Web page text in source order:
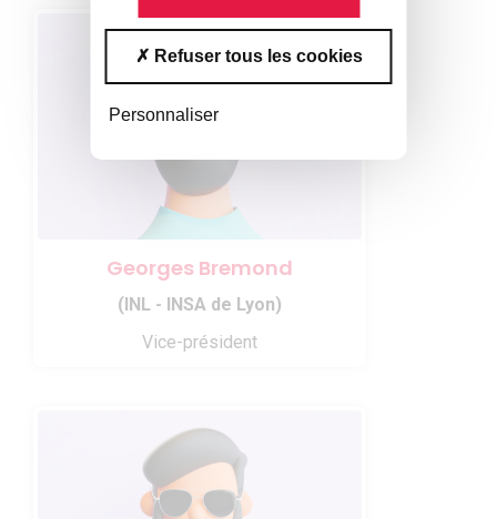
Refuser tous les cookies
Personnaliser
Georges Bremond
(INL - INSA de Lyon)
Vice-président